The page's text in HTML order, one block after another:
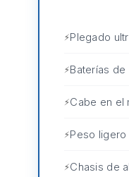
Plegado
Baterías
Cabe en el
Peso
Chasis de